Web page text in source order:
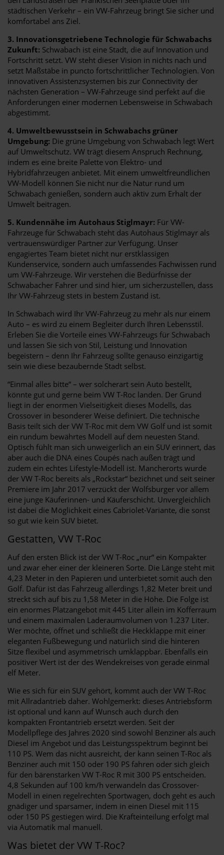
städtischen Verkehr – ein VW-Fahrzeug bringt Sie sicher und
komfortabel ans Ziel.
3. Innovationsgetriebene Technologie für Schwabachs
Zukunft: Schwabach ist eine Stadt, die auf Innovation und
Fortschritt setzt. VW steht dieser Vision in nichts nach und
setzt Maßstäbe in puncto fortschrittlicher Technologien. Von
innovativen Assistenzsystemen bis zur Connectivity der
nächsten Generation – VW-Fahrzeuge sind perfekt auf die
Anforderungen einer modernen Lebensweise in Schwabach
abgestimmt.
4. Umweltbewusstsein in Schwabachs grüner
Umgebung: Die grüne Umgebung von Schwabach legt Wert
auf Umweltschutz. VW trägt diesem Anspruch Rechnung,
indem es eine breite Palette von Elektro- und
Hybridfahrzeugen anbietet. Mit einem umweltfreundlichen
VW-Modell können Sie nicht nur die Natur rund um
Schwabach genießen, sondern auch aktiv zum Erhalt der
Umwelt beitragen.
5. Kundennähe im Autohaus Stiglmayr: Für VW-
Fahrzeuge für Schwabach steht das Autohaus Stiglmayr als
vertrauenswürdiger Partner zur Verfügung. Unser
engagiertes Team bietet nicht nur erstklassigen
Kundenservice, sondern auch umfassendes Fachwissen rund
um VW-Fahrzeuge. Wir verstehen die Bedürfnisse der
Schwabacher Fahrer und sind hier, um sicherzustellen, dass
Ihr VW-Fahrzeug stets in bestem Zustand ist.
In Schwabach wird Ihr VW-Fahrzeug zu mehr als nur einem
Auto – es wird zu einem Begleiter durch Ihren Lebensstil.
Erleben Sie die Vorteile eines VW-Fahrzeugs für Schwabach
und lassen Sie sich von Stil, Leistung und Innovation
begeistern – denn Ihr Fahrzeug sollte genauso einzigartig
sein wie diese bezaubernde Stadt selbst.
“Einmal alles bitte“ – wer solcherart sein Auto bestellt,
könnte gut und gerne beim VW T-Roc landen. Der Grund
liegt in der enormen Vielseitigkeit dieses Modells, das
Crossover in besonderer Weise definiert. Die technische
Basis teilt sich der VW T-Roc mit dem VW Golf und ist somit
ein rundum bewährtes Modell auf dem neuesten Stand.
Optisch fühlt man sich unweigerlich an ein SUV erinnert, das
aber auch die DNA eines Coupés nach außen trägt und
zudem ein echtes Lifestyle-Modell ist. Mancherorts wurde
der VW T-Roc bereits als „Rockstar“ bezichnet und seit seiner
Premiere im Jahr 2017 verzückt der Wolfsburger vor allem
eine junge Käuferinnen- und Käuferschicht. Unvergleichlich
ist dabei die Möglichkeit eines Cabriolet-Variante, die sonst
so gut wie kein SUV bietet.
Gestatten, VW T-Roc
Auf den ersten Blick ist der VW T-Roc „nur“ ein Kompakter
und zwar eher einer der kleineren Sorte. Die Länge steht mit
4,23 Meter in den Papieren und unterbietet somit auch den
Golf. Dafür ist das Fahrzeug allerdings 1,82 Meter breit und
streckt sich auf bis zu 1,58 Meter in die Höhe. Die Folge ist
ein enormes Platzangebot mit 445 Liter allein im Kofferraum
und einem maximalen Laderaumvolumen von 1.237 Liter.
Wer möchte, öffnet und schließt die Heckklappe mit einer
eleganten Fußbewegung und natürlich sind die hinteren
Sitze flexibel und asymmetrisch umklappbar. Ebenfalls ein
positiver Wert ist der des Wendekreises von gerade einmal
elf Meter.
Wie es sich für ein SUV gehört, kommt auch der VW T-Roc
mit Allradantrieb daher. Wohlgemerkt: dieses Antriebsform
ist optional und kann auf Wunsch auch durch den
kompakten Frontantrieb ersetzt werden. Seit der
Modellpflege des Jahres 2020 sind sowohl Benziner als auch
Diesel im Angebot und das Leistungsspektrum beginnt bei
110 PS. Wem das nicht ausreicht, der kann seinen T-Roc als
Benziner auch mit 150 oder 190 PS fahren oder sich gleich
für den bärenstarken VW T-Roc R mit 300 PS entscheiden.
4,8 Sekunden auf 100 km/h verwandeln das Crossover-
Modell in einen regelrechten Sportwagen, doch geht es auch
gnädiger und sparsamer, indem in einen Diesel mit 115
oder 150 PS gestiegen wird. Die Krafteinteilung erfolgt mal
via Automatik mal manuell.
Was bietet der VW T-Roc?